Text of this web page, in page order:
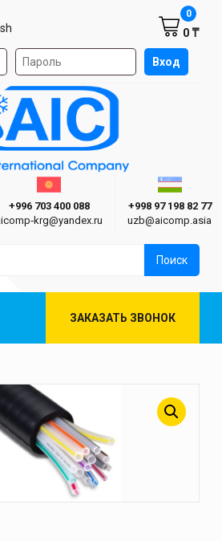
на сайте Вход
0 ₸
0
Алматы
Киргизия г. Бишкек
+996 703 400 088
+998 97 198 82 77
uzb@aicomp.asia
ЗАКАЗАТЬ ЗВОНОК